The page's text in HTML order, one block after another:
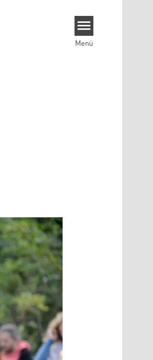
Menü